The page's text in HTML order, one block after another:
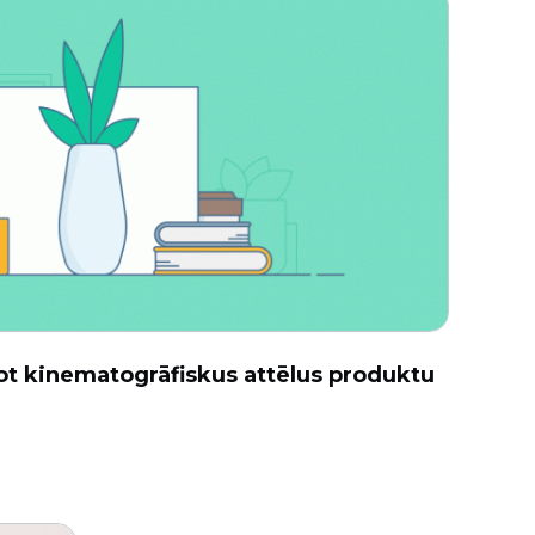
kinematogrāfiskus attēlus produktu